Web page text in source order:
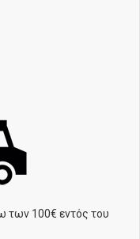
των 100€ εντός του